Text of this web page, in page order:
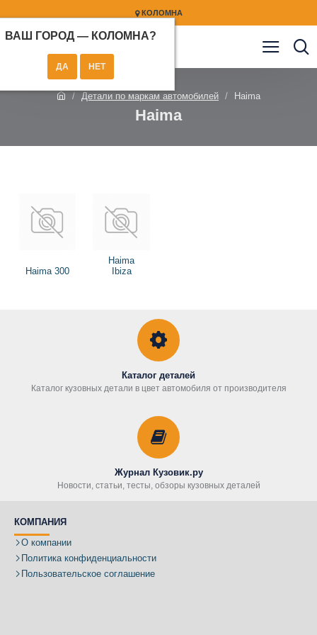
КОЛОМНА
ВАШ ГОРОД — КОЛОМНА?
Детали по маркам автомобилей Haima
Haima
Haima 300
Haima
Ibiza
Каталог деталей
Каталог кузовных детали в цвет автомобиля от производителя
Журнал Кузовик.ру
Новости, статьи, тесты, обзоры кузовных деталей
КОМПАНИЯ
О компании
Политика конфиденциальности
Пользовательское соглашение